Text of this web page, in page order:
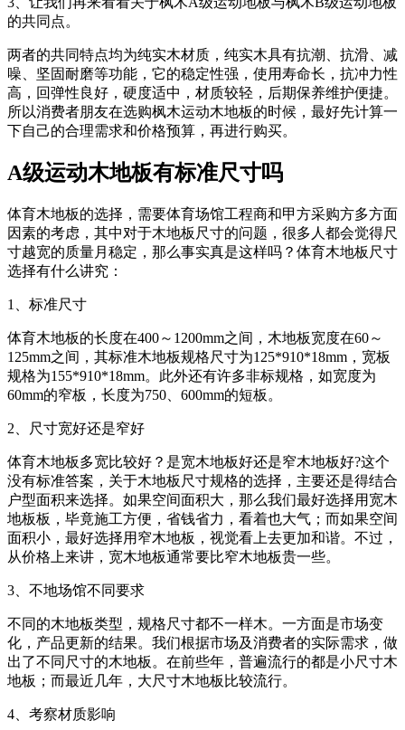
的共同点。
两者的共同特点均为纯实木材质，纯实木具有抗潮、抗滑、减
噪、坚固耐磨等功能，它的稳定性强，使用寿命长，抗冲力性
高，回弹性良好，硬度适中，材质较轻，后期保养维护便捷。
所以消费者朋友在选购枫木运动木地板的时候，最好先计算一
下自己的合理需求和价格预算，再进行购买。
A级运动木地板有标准尺寸吗
体育木地板的选择，需要体育场馆工程商和甲方采购方多方面
因素的考虑，其中对于木地板尺寸的问题，很多人都会觉得尺
寸越宽的质量月稳定，那么事实真是这样吗？体育木地板尺寸
选择有什么讲究：
1、标准尺寸
体育木地板的长度在400～1200mm之间，木地板宽度在60～
125mm之间，其标准木地板规格尺寸为125*910*18mm，宽板
规格为155*910*18mm。此外还有许多非标规格，如宽度为
60mm的窄板，长度为750、600mm的短板。
2、尺寸宽好还是窄好
体育木地板多宽比较好？是宽木地板好还是窄木地板好?这个
没有标准答案，关于木地板尺寸规格的选择，主要还是得结合
户型面积来选择。如果空间面积大，那么我们最好选择用宽木
地板板，毕竟施工方便，省钱省力，看着也大气；而如果空间
面积小，最好选择用窄木地板，视觉看上去更加和谐。不过，
从价格上来讲，宽木地板通常要比窄木地板贵一些。
3、不地场馆不同要求
不同的木地板类型，规格尺寸都不一样木。一方面是市场变
化，产品更新的结果。我们根据市场及消费者的实际需求，做
出了不同尺寸的木地板。在前些年，普遍流行的都是小尺寸木
地板；而最近几年，大尺寸木地板比较流行。
4、考察材质影响